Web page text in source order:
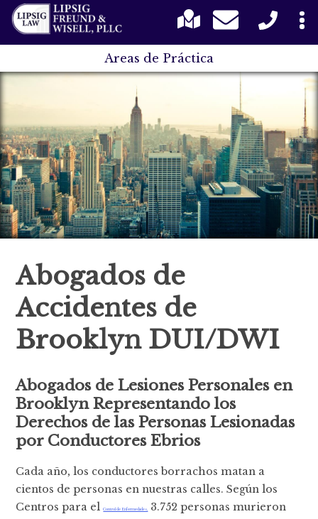
Areas de Práctica
Abogados de
Accidentes de
Brooklyn DUI/DWI
Abogados de Lesiones Personales en
Brooklyn Representando los
Derechos de las Personas Lesionadas
por Conductores Ebrios
Cada año, los conductores borrachos matan a
cientos de personas en nuestras calles. Según los
Centros para elControl de Enfermedades,
3.752 personas murieron